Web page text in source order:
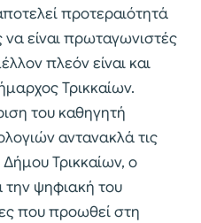
προτεραιότητά
είναι πρωταγωνιστές
πλεόν είναι και
Τρικκαίων.
του καθηγητή
αντανακλά τις
Τρικκαίων, ο
την ψηφιακή του
που προωθεί στη